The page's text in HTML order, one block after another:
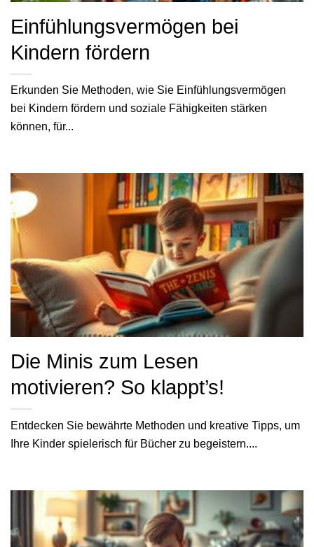
Einfühlungsvermögen bei
Kindern fördern
Erkunden Sie Methoden, wie Sie Einfühlungsvermögen
bei Kindern fördern und soziale Fähigkeiten stärken
können, für...
Die Minis zum Lesen
motivieren? So klappt’s!
Entdecken Sie bewährte Methoden und kreative Tipps, um
Ihre Kinder spielerisch für Bücher zu begeistern....